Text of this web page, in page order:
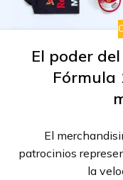
El poder
Fórmula
El
patrocinios
la